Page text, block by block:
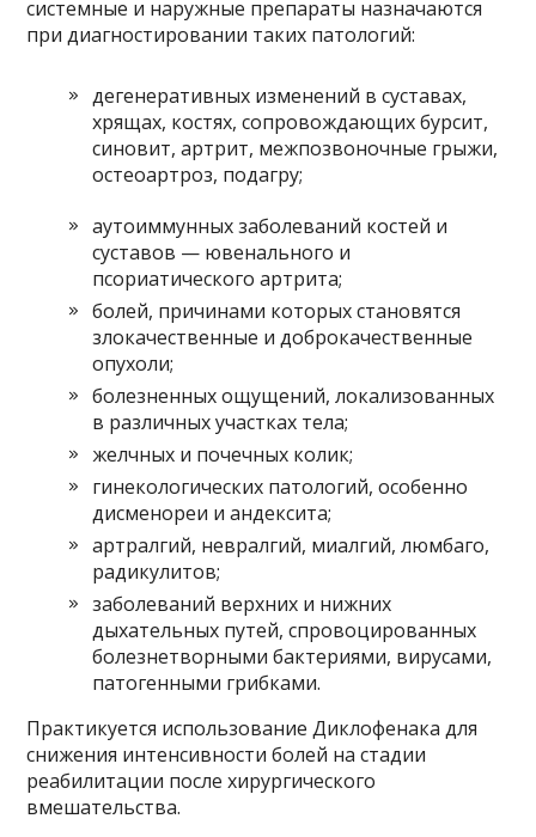
системные и наружные препараты назначаются
при диагностировании таких патологий:
дегенеративных изменений в суставах,
хрящах, костях, сопровождающих бурсит,
синовит, артрит, межпозвоночные грыжи,
остеоартроз, подагру;
аутоиммунных заболеваний костей и
суставов — ювенального и
псориатического артрита;
болей, причинами которых становятся
злокачественные и доброкачественные
опухоли;
болезненных ощущений, локализованных
в различных участках тела;
желчных и почечных колик;
гинекологических патологий, особенно
дисменореи и андексита;
артралгий, невралгий, миалгий, люмбаго,
радикулитов;
заболеваний верхних и нижних
дыхательных путей, спровоцированных
болезнетворными бактериями, вирусами,
патогенными грибками.
Практикуется использование Диклофенака для
снижения интенсивности болей на стадии
реабилитации после хирургического
вмешательства.